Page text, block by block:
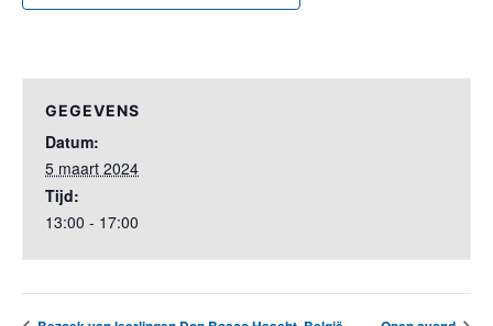
GEGEVENS
Datum:
5 maart 2024
Tijd:
13:00 - 17:00